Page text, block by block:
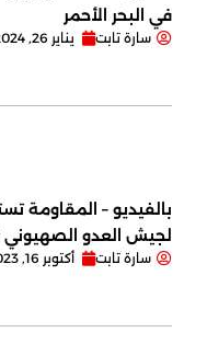
في البحر الأحمر
سارة تابت يناير 26, 2024
بالفيديو – المقاومة
لجيش العدو الصهيوني
سارة تابت أكتوبر 16, 2023